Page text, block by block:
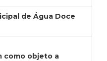
de Água Doce
como objeto a